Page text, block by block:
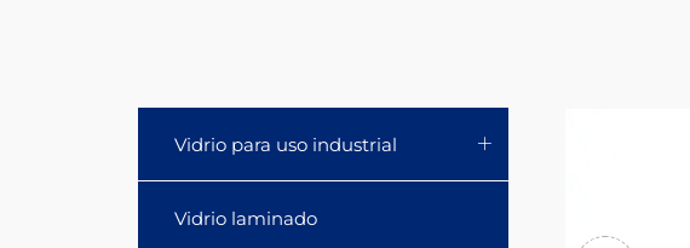
ingredientsVidrio para uso industrial
Vidrio laminado